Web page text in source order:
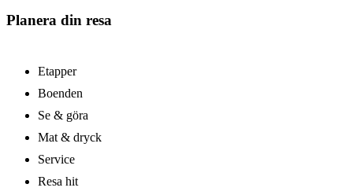
Planera din resa
Etapper
Boenden
Se & göra
Mat & dryck
Service
Resa hit